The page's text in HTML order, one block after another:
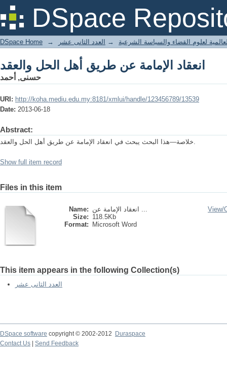
DSpace
انعقاد الإمامة عن طريق أهل الحل والعقد
DSpace Home → لعلوم القضاء والسياسة الشرعية → العدد الثانى عشر
انعقاد الإمامة عن طريق أهل الحل والعقد
حسنى, أحمد
URI: http://koha.mediu.edu.my:8181/xmlui/handle/123456789/13539
Date: 2013-06-18
Abstract:
خلاصة—هذا البحث يبحث في انعقاد الإمامة عن طريق أهل الحل والعقد.
Show full item record
Files in this item
Name:
انعقاد الإمامة عن ...
Size: 118.5Kb
Format:
Microsoft Word
View/
This item appears in the following Collection(s)
العدد الثانى عشر
DSpace software copyright © 2002-2012
Duraspace
Contact Us
Send Feedback